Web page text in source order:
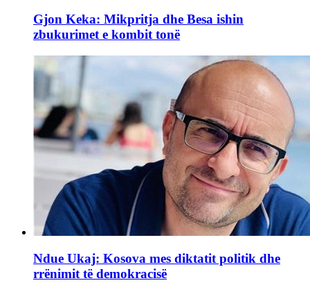
Gjon Keka: Mikpritja dhe Besa ishin
zbukurimet e kombit tonë
Ndue Ukaj: Kosova mes diktatit politik dhe
rrënimit të demokracisë